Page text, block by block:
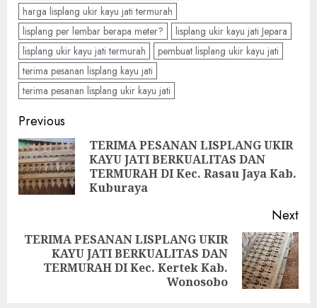
harga lisplang ukir kayu jati termurah
lisplang per lembar berapa meter?
lisplang ukir kayu jati Jepara
lisplang ukir kayu jati termurah
pembuat lisplang ukir kayu jati
terima pesanan lisplang kayu jati
terima pesanan lisplang ukir kayu jati
Previous
TERIMA PESANAN LISPLANG UKIR
KAYU JATI BERKUALITAS DAN
TERMURAH DI Kec. Rasau Jaya Kab.
Kuburaya
Next
TERIMA PESANAN LISPLANG UKIR
KAYU JATI BERKUALITAS DAN
TERMURAH DI Kec. Kertek Kab.
Wonosobo